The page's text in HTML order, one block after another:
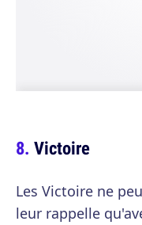
Victoire
Les Victoire ne
leur rappelle